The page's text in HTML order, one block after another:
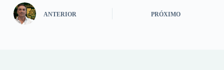
ANTERIOR PRÓXIMO